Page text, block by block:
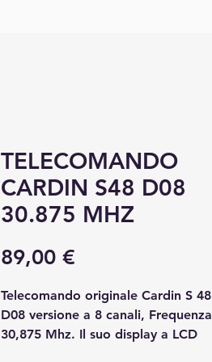
TELECOMANDO
CARDIN S48 D08
30.875 MHZ
89,00 €
Telecomando originale Cardin S 48
D08 versione a 8 canali, Frequenza
30,875 Mhz. Il suo display a LCD